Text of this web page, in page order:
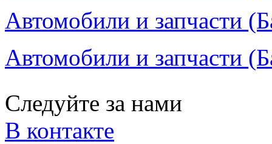
Автомобили и запчасти
Автомобили и запчасти
Следуйте за нами
В контакте